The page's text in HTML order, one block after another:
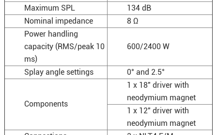
Maximum SPL
134 dB
Nominal impedance
8 Ω
Power handling
capacity (RMS/peak 10
ms)
600/2400 W
Splay angle settings 0° and 2.5°
Components
1 x 18" driver with
neodymium magnet
1 x 12" driver with
neodymium magnet